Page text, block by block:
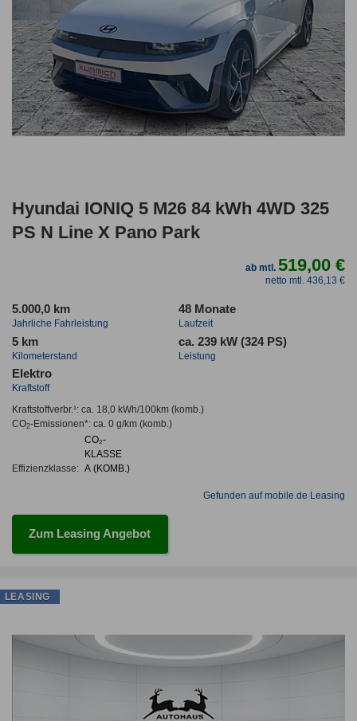
Hyundai IONIQ 5 M26 84 kWh 4WD 325
PS N Line X Pano Park
ab mtl.519,00 €
netto mtl. 436,13 €
5.000,0 km
Jahrliche Fahrleistung
48 Monate
Laufzeit
5 km
Kilometerstand
ca. 239 kW (324 PS)
Leistung
Elektro
Kraftstoff
Kraftstoffverbr.¹: ca. 18,0 kWh/100km(komb.)
CO2-Emissionen*: ca. 0 g/km(komb.)
Effizienzklasse:
CO₂-
KLASSE
A (KOMB.)
Gefunden auf mobile.de Leasing
Zum Leasing Angebot
LEASING